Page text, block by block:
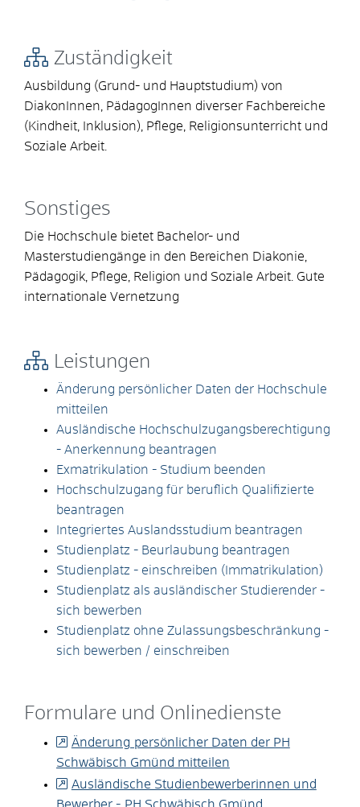
Zuständigkeit
Ausbildung (Grund- und Hauptstudium) von
DiakonInnen, PädagogInnen diverser Fachbereiche
(Kindheit, Inklusion), Pflege, Religionsunterricht und
Soziale Arbeit.
Sonstiges
Die Hochschule bietet Bachelor- und
Masterstudiengänge in den Bereichen Diakonie,
Pädagogik, Pflege, Religion und Soziale Arbeit. Gute
internationale Vernetzung
Leistungen
Änderung persönlicher Daten der Hochschule
mitteilen
Ausländische Hochschulzugangsberechtigung
- Anerkennung beantragen
Exmatrikulation - Studium beenden
Hochschulzugang für beruflich Qualifizierte
beantragen
Integriertes Auslandsstudium beantragen
Studienplatz - Beurlaubung beantragen
Studienplatz - einschreiben (Immatrikulation)
Studienplatz als ausländischer Studierender -
sich bewerben
Studienplatz ohne Zulassungsbeschränkung -
sich bewerben / einschreiben
Formulare und Onlinedienste
Änderung persönlicher Daten der PH
Schwäbisch Gmünd mitteilen
Ausländische Studienbewerberinnen und